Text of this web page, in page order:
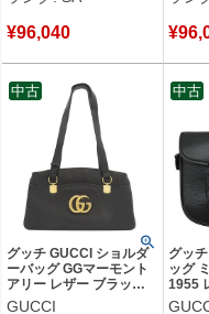
¥96,040 ¥
グッチ GUCCI ショルダ
ーバッグ GGマーモント
アリー レザー ブラック
ゴールド金具 黒 トート
GUCCI
中古
グッ
ッグ
1955
ール
中古